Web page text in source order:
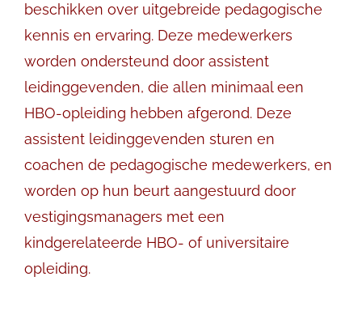
beschikken over uitgebreide pedagogische
kennis en ervaring. Deze medewerkers
worden ondersteund door assistent
leidinggevenden, die allen minimaal een
HBO-opleiding hebben afgerond. Deze
assistent leidinggevenden sturen en
coachen de pedagogische medewerkers, en
worden op hun beurt aangestuurd door
vestigingsmanagers met een
kindgerelateerde HBO- of universitaire
opleiding.